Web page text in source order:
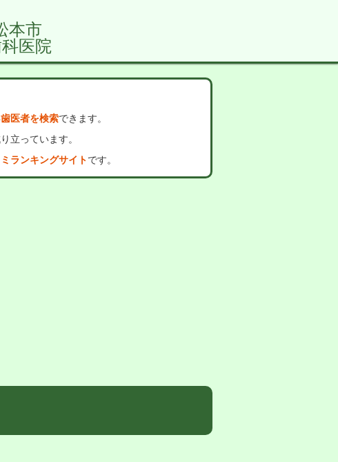
本市
医院
歯医者を検索できます。
立っています。
ランキングサイトです。